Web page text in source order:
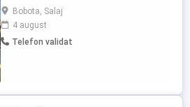
nr.243, judetul Salaj. Cabana dispune de
un numar de 4 camere, o baie si un living.
Cabana mai dispune de un foisor spatios.
Zona este una linistita iar pe terenul pe
Bobota, Salaj
4 august
Telefon validat